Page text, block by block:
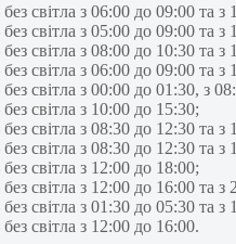
без світла з 06:00 до 09:00 та з
без світла з 05:00 до 09:00 та з
без світла з 08:00 до 10:30 та з
без світла з 06:00 до 09:00 та з
без світла з 00:00 до 01:30, з
без світла з 10:00 до 15:30;
без світла з 08:30 до 12:30 та з
без світла з 08:30 до 12:30 та з
без світла з 12:00 до 18:00;
без світла з 12:00 до 16:00 та з
без світла з 01:30 до 05:30 та з
без світла з 12:00 до 16:00.